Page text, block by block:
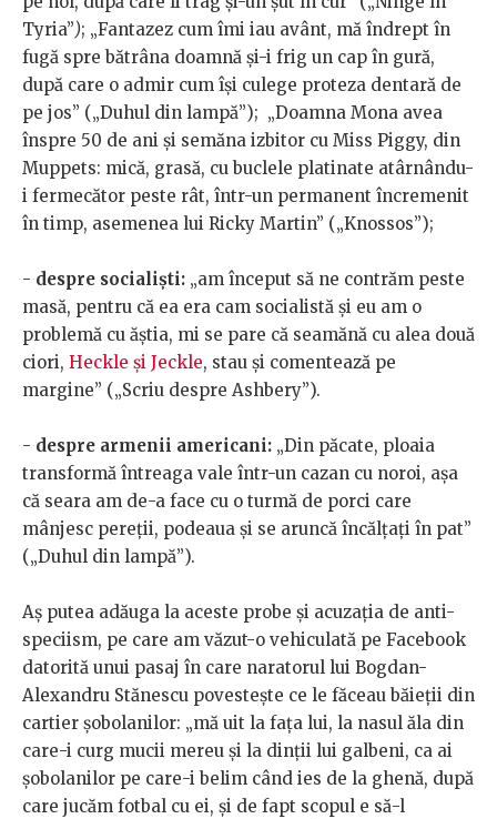
Tyria”); „Fantazez cum îmi iau avânt, mă îndrept în
fugă spre bătrâna doamnă şi-i frig un cap în gură,
după care o admir cum îşi culege proteza dentară de
pe jos” („Duhul din lampă”); „Doamna Mona avea
înspre 50 de ani şi semăna izbitor cu Miss Piggy, din
Muppets: mică, grasă, cu buclele platinate atârnându-
i fermecător peste rât, într-un permanent încremenit
în timp, asemenea lui Ricky Martin” („Knossos”);
- despre socialiști: „am început să ne contrăm peste
masă, pentru că ea era cam socialistă şi eu am o
problemă cu ăştia, mi se pare că seamănă cu alea două
ciori, Heckle şi Jeckle, stau şi comentează pe
margine” („Scriu despre Ashbery”).
- despre armenii americani: „Din păcate, ploaia
transformă întreaga vale într-un cazan cu noroi, aşa
că seara am de-a face cu o turmă de porci care
mânjesc pereţii, podeaua şi se aruncă încălţaţi în pat”
(„Duhul din lampă”).
Aș putea adăuga la aceste probe și acuzația de anti-
speciism, pe care am văzut-o vehiculată pe Facebook
datorită unui pasaj în care naratorul lui Bogdan-
Alexandru Stănescu povestește ce le făceau băieții din
cartier șobolanilor: „mă uit la faţa lui, la nasul ăla din
care-i curg mucii mereu şi la dinţii lui galbeni, ca ai
şobolanilor pe care-i belim când ies de la ghenă, după
care jucăm fotbal cu ei, şi de fapt scopul e să-l